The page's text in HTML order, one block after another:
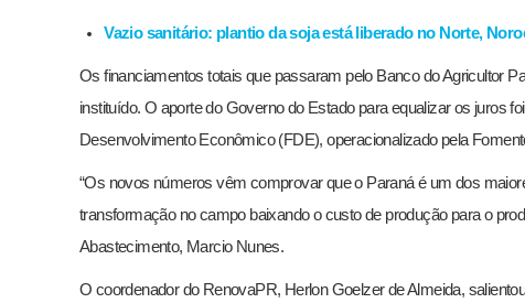
Vazio sanitário: plantio da soja está liberado no Norte,
Os financiamentos totais que passaram pelo Banco do Agricultor
instituído. O aporte do Governo do Estado para equalizar os juros
Desenvolvimento Econômico (FDE), operacionalizado pela
“Os novos números vêm comprovar que o Paraná é um dos
transformação no campo baixando o custo de produção para o
Abastecimento, Marcio Nunes.
O coordenador do RenovaPR, Herlon Goelzer de Almeida,